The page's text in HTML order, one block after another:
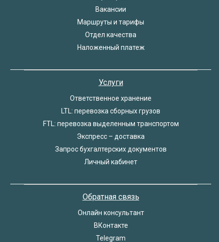
Вакансии
Маршруты и тарифы
Отдел качества
Наложенный платеж
Услуги
Ответственное хранение
LTL: перевозка сборных грузов
FTL: перевозка выделенным транспортом
Экспресс – доставка
Запрос бухгалтерских документов
Личный кабинет
Обратная связь
Онлайн консультант
ВКонтакте
Telegram